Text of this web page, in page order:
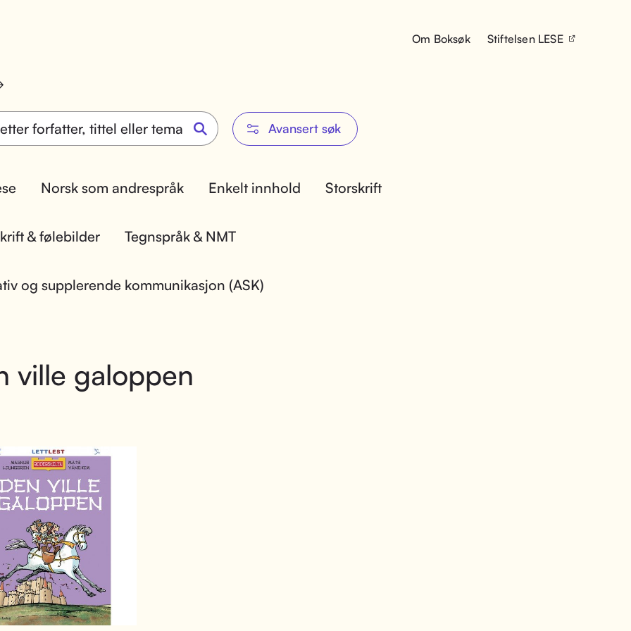
Om Boksøk Stiftelsen LESE
Avansert søk
Norsk som andrespråk Enkelt innhold Storskrift
& følebilder Tegnspråk & NMT
og supplerende kommunikasjon (ASK)
ville galoppen